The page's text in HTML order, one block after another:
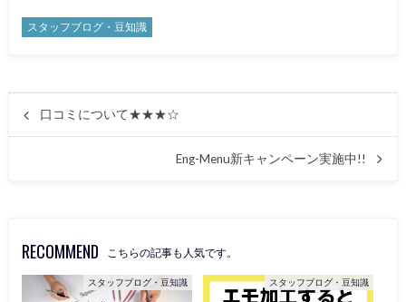
スタッフブログ・豆知識
口コミについて★★★☆
Eng-Menu新キャンペーン実施中!!
RECOMMEND こちらの記事も人気です。
スタッフブログ・豆知識 スタッフブログ・豆知識